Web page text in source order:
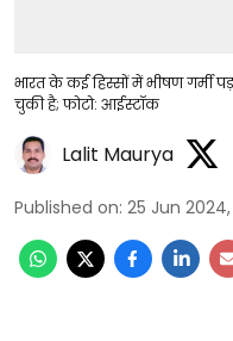
भारत के कई हिस्सों में भीषण गर्मी
चुकी है; फोटो: आईस्टॉक
Lalit Maurya
Published on: 25 Jun